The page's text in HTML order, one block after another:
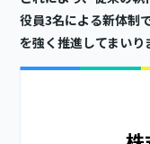
役員3名による新体制
を強く推進してまいり